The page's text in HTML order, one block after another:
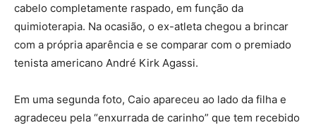
cabelo completamente raspado, em função da
quimioterapia. Na ocasião, o ex-atleta chegou a brincar
com a própria aparência e se comparar com o premiado
tenista americano André Kirk Agassi.
Em uma segunda foto, Caio apareceu ao lado da filha e
agradeceu pela “enxurrada de carinho” que tem recebido